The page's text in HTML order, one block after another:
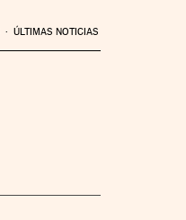
ÚLTIMAS NOTICIAS